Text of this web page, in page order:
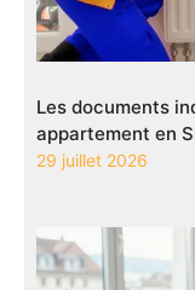
Les documents
appartement en
29 juillet 2026